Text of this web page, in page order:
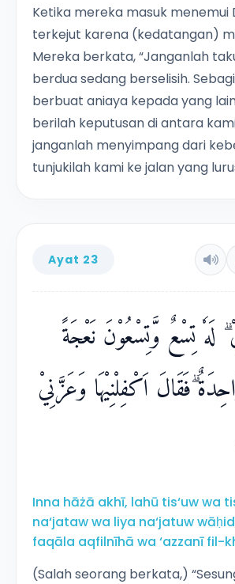
Ketika mereka masuk menemui
terkejut karena (kedatangan)
Mereka berkata, “Janganlah
berdua sedang berselisih.
berbuat aniaya kepada yang
berilah keputusan di antara
janganlah menyimpang dari
tunjukilah kami ke jalan yang
Ayat 23
لَهٗ تِسْعٌ وَّتِسْعُوْنَ نَعْجَةً
ۗفَقَالَ اَكْفِلْنِيْهَا وَعَزَّنِيْ
Inna hāżā akhī, lahū tis‘uw wa
na‘jataw wa liya na‘jatuw
faqāla aqfilnīhā wa ‘azzanī fil-
(Salah seorang berkata,)